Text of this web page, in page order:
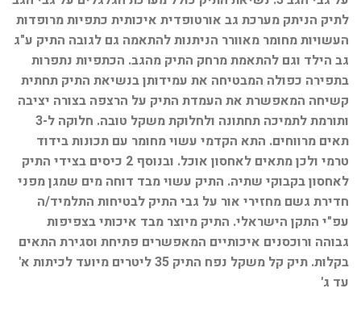
לתיק הניתק מערכת גב אורטופדית איכותית כתפיות מרופדות
העשויות מחומר מאוורר הניתנות להתאמה גם לגובה התיק ע"ג
גב הילד וגם להתאמת מרחק התיק מהגב. הכתפיות נתפרות
בתפירה כפולה המבטיחה את עמידותן בנשיאת התיק תחתית
קשיחה המאפשרת את העמדת התיק על הרצפה בצורה יציבה
ותורמת לתמיכה תחתונה ולחלוקת משקל טובה. חלוקה ל-3
תאים מרווחים. התא הקדמי עשוי מחומר עם תכונות בידוד
טרמי ולכן מתאים לאחסון אוכל. ובנוסף 2 כיסים בצידי התיק
לאחסון בקבוקי שתיה. התיק עשוי מבד דוחה מים שמגן מפני
חדירת גשם מחזירי אור על גבי התיק לבטיחות התלמיד/ה
עפ"י התקן הישראלי. התיק מיוצר מבד איכותי בצפיפות
גבוהה ורוכסנים איכותיים המאפשרים פתיחת וסגירת התאים
בקלות. תיק קל משקל נפח התיק 35 ליטרים מיועד לכיתות א'
עד ג'